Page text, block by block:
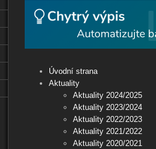
Úvodní strana
Aktuality
Aktuality 2024/2025
Aktuality 2023/2024
Aktuality 2022/2023
Aktuality 2021/2022
Aktuality 2020/2021